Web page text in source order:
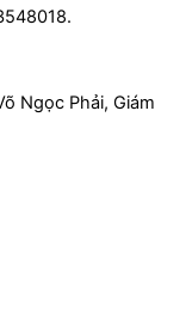
Ngọc Phải, Giám